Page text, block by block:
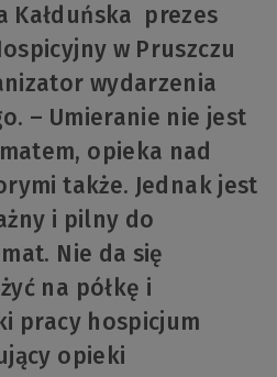
Kałduńska prezes
w Pruszczu
wydarzenia
– Umieranie nie jest
opieka nad
także. Jednak jest
i pilny do
Nie da się
na półkę i
pracy hospicjum
opieki